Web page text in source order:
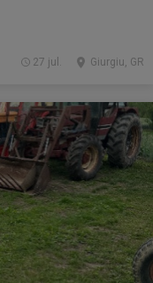
Giurgiu, GR
27 jul.